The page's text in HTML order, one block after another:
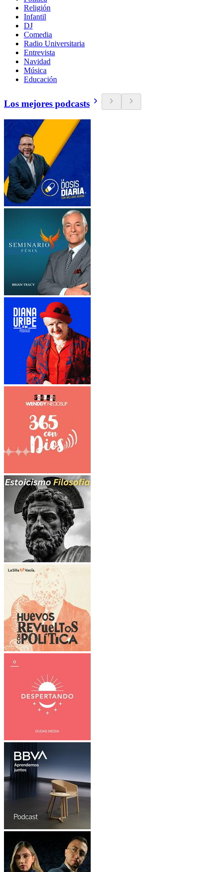
Religión
Infantil
DJ
Comedia
Radio Universitaria
Entrevista
Navidad
Música
Educación
Los mejores podcasts